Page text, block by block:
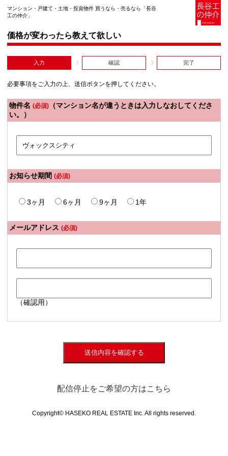
マンション・戸建て・土地・投資物件 買うなら・売るなら「長谷
工の仲介」
価格が変わったら教えて欲しい
入力 確認 完了
必要事項をご入力の上、送信ボタンを押してください。
物件名 (必須) （マンション名が違うときは入力しなおしてくださ
い。）
お知らせ期間 (必須)
3ヶ月 6ヶ月 9ヶ月 1年
メールアドレス (必須)
（確認用）
送信内容を確認する
配信停止をご希望の方はこちら
Copyright© HASEKO REAL ESTATE Inc. All rights reserved.